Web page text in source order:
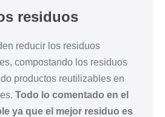
residuos
reducir los residuos
compostando los residuos
productos reutilizables en
Todo lo comentado en el
ya que el mejor residuo es